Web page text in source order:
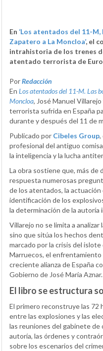
En ‘Los atentados del 11-
Zapatero a La Moncloa’, el
intrahistoria de los trenes
atentado terrorista de
PorRedacción
En Los atentados del 11-M. Las
Moncloa, José Manuel
terrorista sufrida en España
durante y después del 11 de
Publicado por Cibeles Group,
profesional del antiguo
la inteligencia y la lucha
La obra sostiene que, más de
respuesta numerosas
de los atentados, la
identificación de los
la determinación de la autoría
Villarejo no se limita a
sino que sitúa los hechos
marcado por la crisis del
Marruecos, el enfrentamiento
creciente alianza de España
Gobierno de José María Aznar.
El libro se estructura
El primero reconstruye las 72
entre las explosiones y las
las reuniones del gabinete de
autoría, las órdenes y
sobre los escenarios del